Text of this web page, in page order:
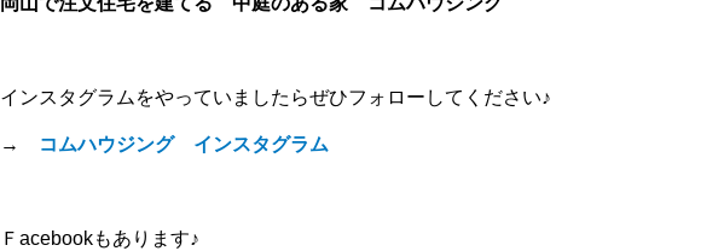
インスタグラムをやっていましたらぜひフォローしてください♪
→ コムハウジング インスタグラム
Ｆacebookもあります♪